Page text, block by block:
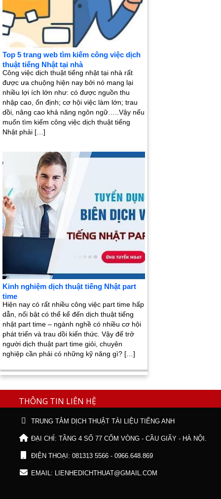
Top 5 trang web tìm kiếm công việc dịch
thuật tiếng Nhật tại nhà
Công việc dịch thuật tiếng nhật tại nhà rất
được ưa chuộng hiện nay bởi nó mang lại
nhiều lợi ích lớn như: có được nguồn thu
nhập cao, ổn định; cơ hội việc làm lớn; trau
dồi, nâng cao khả năng ngôn ngữ…..Vậy nếu
muốn tìm kiếm công việc dịch thuật tiếng
Nhật phải […]
Kinh nghiệm dịch thuật tiếng Nhật part
time
Hiện nay có rất nhiều công việc part time hấp
dẫn, nổi bật có thể kể đến dịch thuật tiếng
nhật part time – ngành nghề có nhiều cơ hội
phát triển và trau dồi kiến thức. Vậy để trở
người dịch thuật part time giỏi, chuyên
nghiệp cần phải có những kỹ năng gì? […]
THÔNG TIN LIÊN HỆ
TRUNG TÂM DỊCH THUẬT TÀI LIỆU TIẾNG ANH
ĐẠI CHỈ: TẦNG 4 SỐ 77 CỐM VÒNG - CẦU GIẤY - HÀ NỘI.
ĐIỆN THOẠI: 081313 5566 - 0966.648.869
EMAIL: LIENHEDICHTHUAT@GMAIL.COM